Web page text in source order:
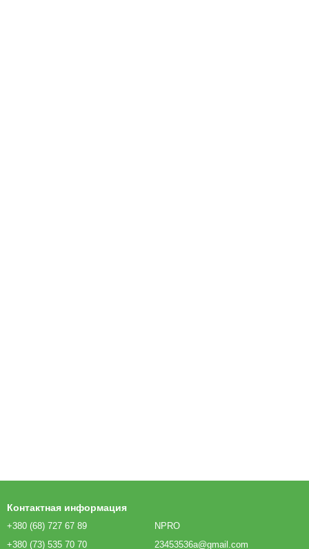
Контактная информация
+380 (68) 727 67 89
+380 (73) 535 70 70
NPRO
23453536a@gmail.com